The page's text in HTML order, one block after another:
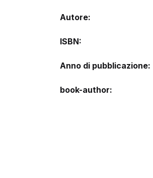
Autore
ISBN
Anno di pubblicazione
book-author